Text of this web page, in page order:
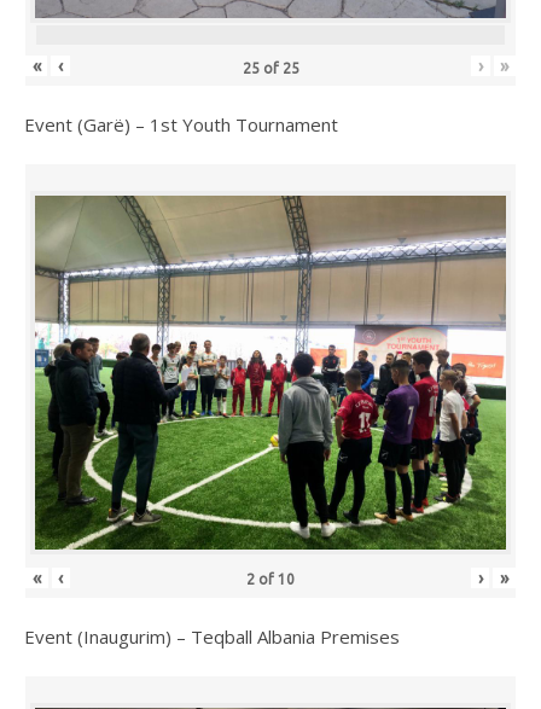
« ‹ 25of 25 › »
Event (Garë) – 1st Youth Tournament
« ‹ 2 of 10 › »
Event (Inaugurim) – Teqball Albania Premises